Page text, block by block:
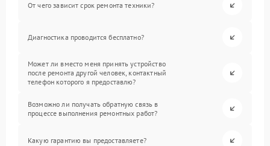
От чего зависит срок ремонта техники?
Диагностика проводится бесплатно?
Может ли вместо меня принять устройство
после ремонта другой человек, контактный
телефон которого я предоставлю?
Возможно ли получать обратную связь в
процессе выполнения ремонтных работ?
Какую гарантию вы предоставляете?